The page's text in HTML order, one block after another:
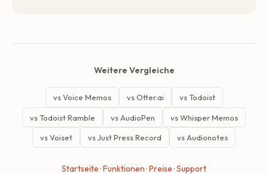
Weitere Vergleiche
vs Voice Memos vs Otter.ai vs Todoist
vs Todoist Ramble vs AudioPen vs Whisper Memos
vs Voiset vs Just Press Record vs Audionotes
Startseite ·Funktionen ·Preise ·Support